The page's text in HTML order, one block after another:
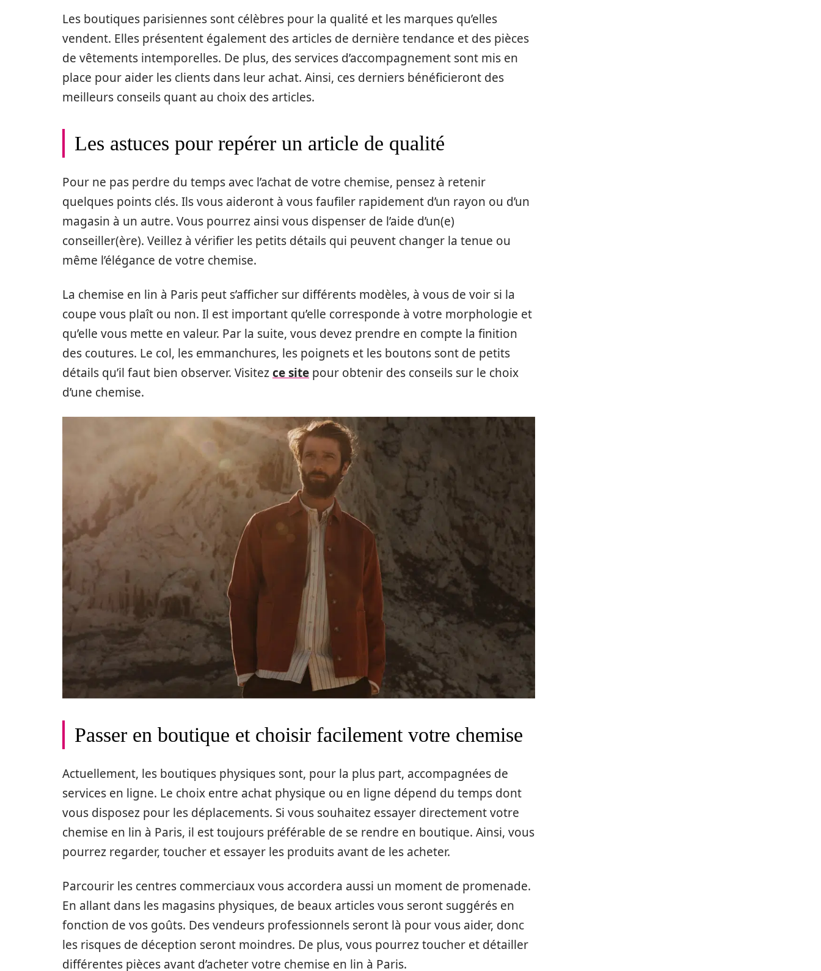
Les boutiques parisiennes sont célèbres pour la qualité et les marques qu’elles
vendent. Elles présentent également des articles de dernière tendance et des pièces
de vêtements intemporelles. De plus, des services d’accompagnement sont mis en
place pour aider les clients dans leur achat. Ainsi, ces derniers bénéficieront des
meilleurs conseils quant au choix des articles.
Les astuces pour repérer un article de qualité
Pour ne pas perdre du temps avec l’achat de votre chemise, pensez à retenir
quelques points clés. Ils vous aideront à vous faufiler rapidement d’un rayon ou d’un
magasin à un autre. Vous pourrez ainsi vous dispenser de l’aide d’un(e)
conseiller(ère). Veillez à vérifier les petits détails qui peuvent changer la tenue ou
même l’élégance de votre chemise.
La chemise en lin à Paris peut s’afficher sur différents modèles, à vous de voir si la
coupe vous plaît ou non. Il est important qu’elle corresponde à votre morphologie et
qu’elle vous mette en valeur. Par la suite, vous devez prendre en compte la finition
des coutures. Le col, les emmanchures, les poignets et les boutons sont de petits
détails qu’il faut bien observer. Visitezce site pour obtenir des conseils sur le choix
d’une chemise.
Passer en boutique et choisir facilement votre chemise
Actuellement, les boutiques physiques sont, pour la plus part, accompagnées de
services en ligne. Le choix entre achat physique ou en ligne dépend du temps dont
vous disposez pour les déplacements. Si vous souhaitez essayer directement votre
chemise en lin à Paris, il est toujours préférable de se rendre en boutique. Ainsi, vous
pourrez regarder, toucher et essayer les produits avant de les acheter.
Parcourir les centres commerciaux vous accordera aussi un moment de promenade.
En allant dans les magasins physiques, de beaux articles vous seront suggérés en
fonction de vos goûts. Des vendeurs professionnels seront là pour vous aider, donc
les risques de déception seront moindres. De plus, vous pourrez toucher et détailler
différentes pièces avant d’acheter votre chemise en lin à Paris.